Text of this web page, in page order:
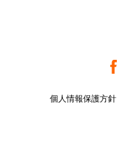
個人情報保護方針